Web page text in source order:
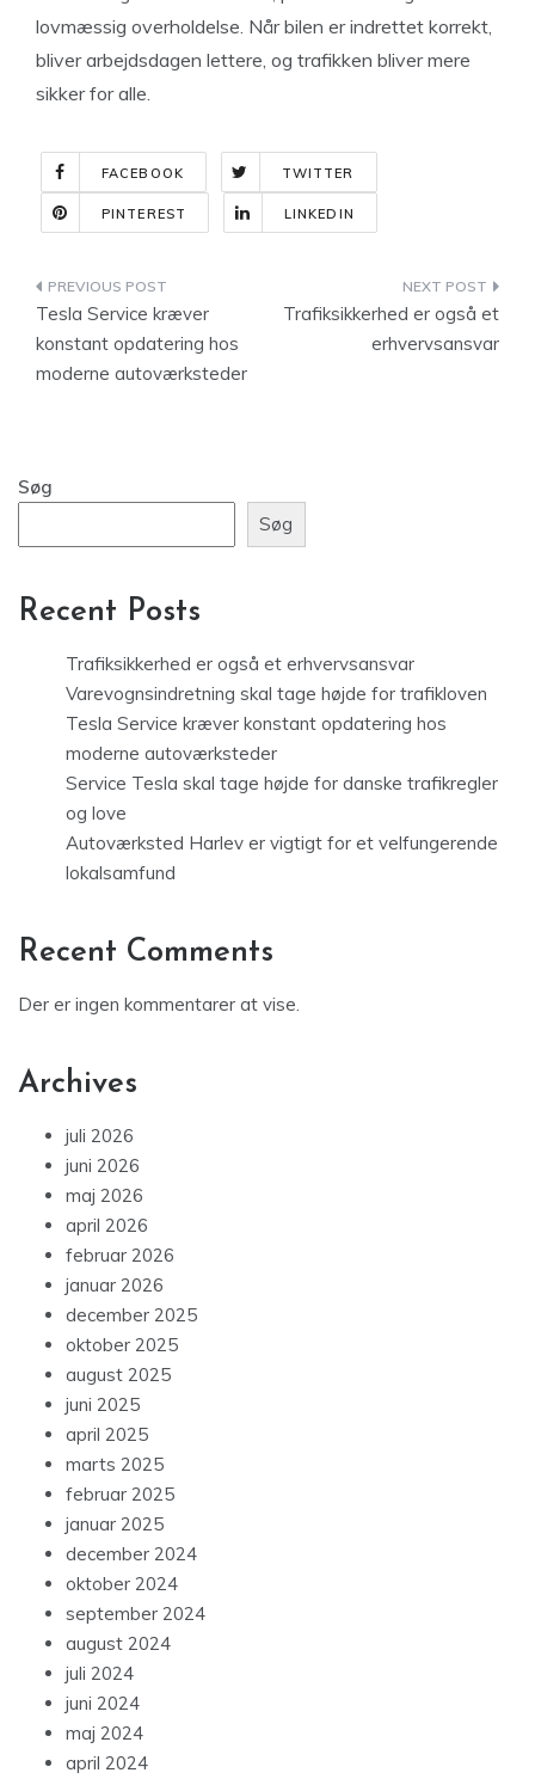
lovmæssig overholdelse. Når bilen er indrettet korrekt,
bliver arbejdsdagen lettere, og trafikken bliver mere
sikker for alle.
FACEBOOK TWITTER
PINTEREST LINKEDIN
Indlægsnavigation
Tesla Service kræver
konstant opdatering hos
moderne autoværksteder
Trafiksikkerhed er også et
erhvervsansvar
Søg
Søg
Recent Posts
Trafiksikkerhed er også et erhvervsansvar
Varevognsindretning skal tage højde for trafikloven
Tesla Service kræver konstant opdatering hos
moderne autoværksteder
Service Tesla skal tage højde for danske trafikregler
og love
Autoværksted Harlev er vigtigt for et velfungerende
lokalsamfund
Recent Comments
Der er ingen kommentarer at vise.
Archives
juli 2026
juni 2026
maj 2026
april 2026
februar 2026
januar 2026
december 2025
oktober 2025
august 2025
juni 2025
april 2025
marts 2025
februar 2025
januar 2025
december 2024
oktober 2024
september 2024
august 2024
juli 2024
juni 2024
maj 2024
april 2024